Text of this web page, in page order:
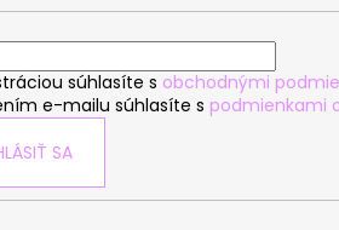
súhlasíte s obchodnými
e-mailu súhlasíte s podmienkami
SA